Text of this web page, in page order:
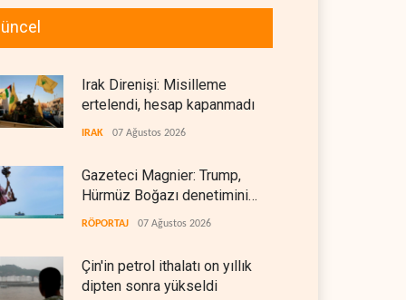
Irak Direnişi: Misilleme
ertelendi, hesap kapanmadı
IRAK 07 Ağustos 2026
Gazeteci Magnier: Trump,
Hürmüz Boğazı denetimini
doğrudan İran ve Umman'a
RÖPORTAJ 07 Ağustos 2026
Çin'in petrol ithalatı on yıllık
dipten sonra yükseldi